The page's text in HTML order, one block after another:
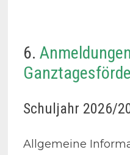
6.
Schuljahr 2026/
Allgemeine